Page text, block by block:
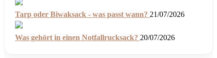
Tarp oder Biwaksack - was passt wann? 21/07/2026
Was gehört in einen Notfallrucksack? 20/07/2026